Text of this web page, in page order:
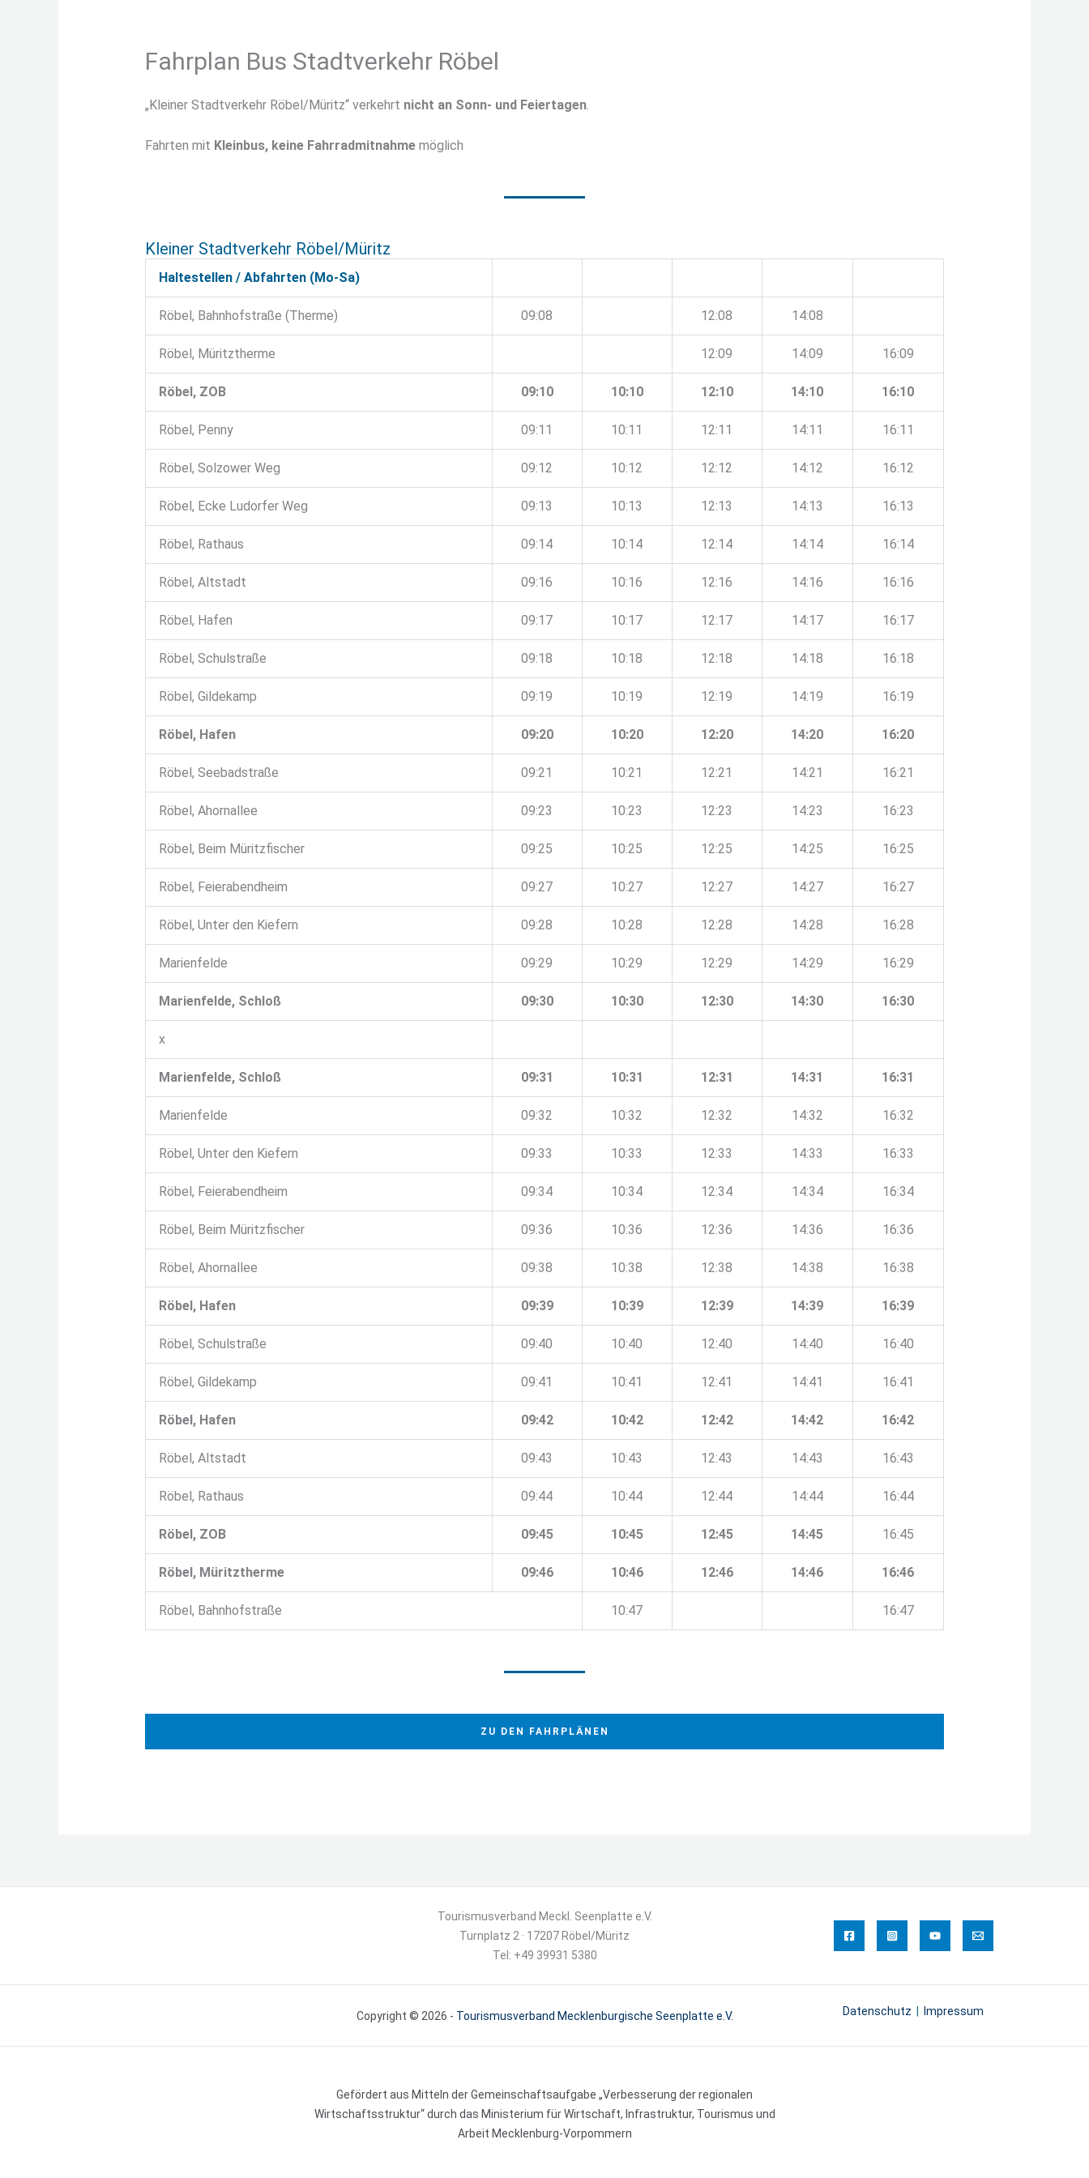
Fahrplan Bus Stadtverkehr Röbel
„Kleiner Stadtverkehr Röbel/Müritz“ verkehrt nicht an Sonn- und Feiertagen.
Fahrten mit Kleinbus, keine Fahrradmitnahmemöglich
Kleiner Stadtverkehr Röbel/Müritz
Haltestellen / Abfahrten (Mo-Sa)
Röbel, Bahnhofstraße (Therme) 09:08 12:08 14:08
Röbel, Müritztherme 12:09 14:09 16:09
Röbel, ZOB 09:10 10:10 12:10 14:10 16:10
Röbel, Penny 09:11 10:11 12:11 14:11 16:11
Röbel, Solzower Weg 09:12 10:12 12:12 14:12 16:12
Röbel, Ecke Ludorfer Weg 09:13 10:13 12:13 14:13 16:13
Röbel, Rathaus 09:14 10:14 12:14 14:14 16:14
Röbel, Altstadt 09:16 10:16 12:16 14:16 16:16
Röbel, Hafen 09:17 10:17 12:17 14:17 16:17
Röbel, Schulstraße 09:18 10:18 12:18 14:18 16:18
Röbel, Gildekamp 09:19 10:19 12:19 14:19 16:19
Röbel, Hafen 09:20 10:20 12:20 14:20 16:20
Röbel, Seebadstraße 09:21 10:21 12:21 14:21 16:21
Röbel, Ahornallee 09:23 10:23 12:23 14:23 16:23
Röbel, Beim Müritzfischer 09:25 10:25 12:25 14:25 16:25
Röbel, Feierabendheim 09:27 10:27 12:27 14:27 16:27
Röbel, Unter den Kiefern 09:28 10:28 12:28 14:28 16:28
Marienfelde 09:29 10:29 12:29 14:29 16:29
Marienfelde, Schloß 09:30 10:30 12:30 14:30 16:30
x
Marienfelde, Schloß 09:31 10:31 12:31 14:31 16:31
Marienfelde 09:32 10:32 12:32 14:32 16:32
Röbel, Unter den Kiefern 09:33 10:33 12:33 14:33 16:33
Röbel, Feierabendheim 09:34 10:34 12:34 14:34 16:34
Röbel, Beim Müritzfischer 09:36 10:36 12:36 14:36 16:36
Röbel, Ahornallee 09:38 10:38 12:38 14:38 16:38
Röbel, Hafen 09:39 10:39 12:39 14:39 16:39
Röbel, Schulstraße 09:40 10:40 12:40 14:40 16:40
Röbel, Gildekamp 09:41 10:41 12:41 14:41 16:41
Röbel, Hafen 09:42 10:42 12:42 14:42 16:42
Röbel, Altstadt 09:43 10:43 12:43 14:43 16:43
Röbel, Rathaus 09:44 10:44 12:44 14:44 16:44
Röbel, ZOB 09:45 10:45 12:45 14:45 16:45
Röbel, Müritztherme 09:46 10:46 12:46 14:46 16:46
Röbel, Bahnhofstraße 10:47 16:47
ZU DEN FAHRPLÄNEN
Tourismusverband Meckl. Seenplatte e.V.
Turnplatz 2 · 17207 Röbel/Müritz
Tel: +49 39931 5380
Copyright © 2026 - Tourismusverband Mecklenburgische Seenplatte e.V. Datenschutz Impressum
Gefördert aus Mitteln der Gemeinschaftsaufgabe „Verbesserung der regionalen
Wirtschaftsstruktur“ durch das Ministerium für Wirtschaft, Infrastruktur, Tourismus und
Arbeit Mecklenburg-Vorpommern